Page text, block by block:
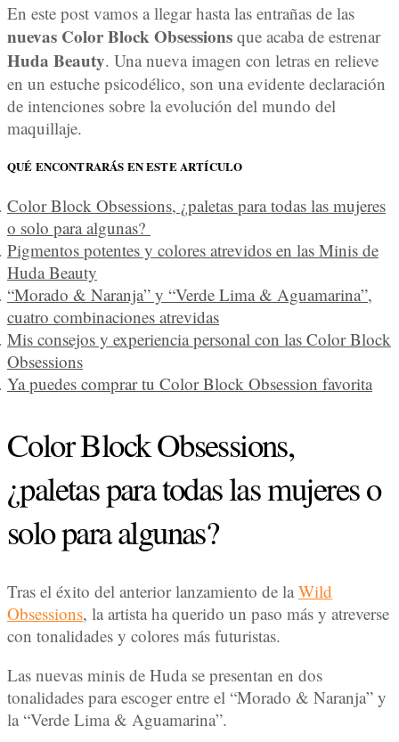
En este post vamos a llegar hasta las entrañas de las
nuevas Color Block Obsessions que acaba de estrenar
Huda Beauty. Una nueva imagen con letras en relieve
en un estuche psicodélico, son una evidente declaración
de intenciones sobre la evolución del mundo del
maquillaje.
QUÉ ENCONTRARÁS EN ESTE ARTÍCULO
Color Block Obsessions, ¿paletas para todas las mujeres
o solo para algunas?
Pigmentos potentes y colores atrevidos en las Minis de
Huda Beauty
“Morado & Naranja” y “Verde Lima & Aguamarina”,
cuatro combinaciones atrevidas
Mis consejos y experiencia personal con las Color Block
Obsessions
Ya puedes comprar tu Color Block Obsession favorita
Color Block Obsessions,
¿paletas para todas las mujeres o
solo para algunas?
Tras el éxito del anterior lanzamiento de la Wild
Obsessions, la artista ha querido un paso más y atreverse
con tonalidades y colores más futuristas.
Las nuevas minis de Huda se presentan en dos
tonalidades para escoger entre el “Morado & Naranja” y
la “Verde Lima & Aguamarina”.